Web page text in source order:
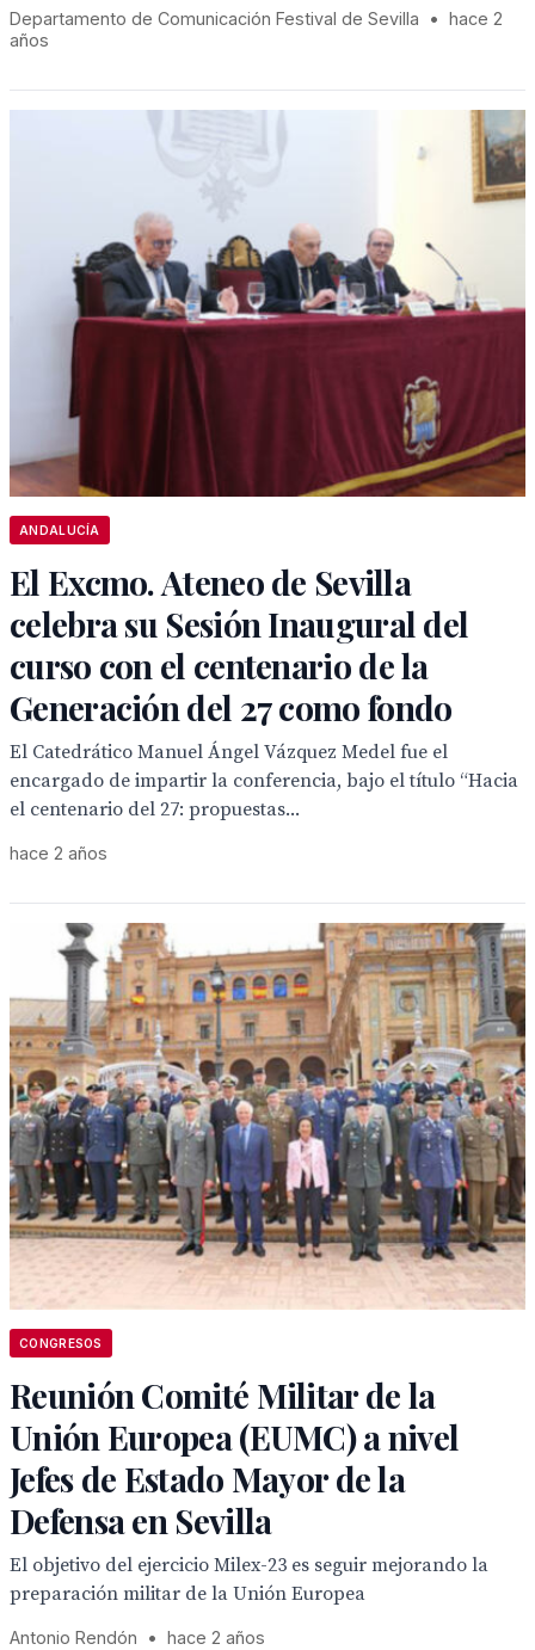
Departamento de Comunicación Festival de Sevilla • hace 2
años
ANDALUCÍA
El Excmo. Ateneo de Sevilla
celebra su Sesión Inaugural del
curso con el centenario de la
Generación del 27 como fondo
El Catedrático Manuel Ángel Vázquez Medel fue el
encargado de impartir la conferencia, bajo el título “Hacia
el centenario del 27: propuestas...
hace 2 años
CONGRESOS
Reunión Comité Militar de la
Unión Europea (EUMC) a nivel
Jefes de Estado Mayor de la
Defensa en Sevilla
El objetivo del ejercicio Milex-23 es seguir mejorando la
preparación militar de la Unión Europea
Antonio Rendón • hace 2 años